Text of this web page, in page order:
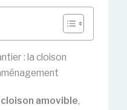
: la cloison
cloison amovible,